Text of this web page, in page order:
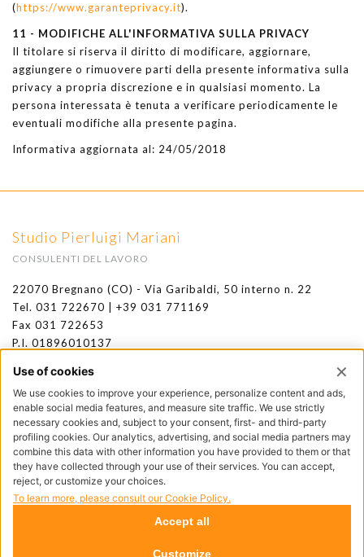
(https://www.garanteprivacy.it).
11 - MODIFICHE ALL'INFORMATIVA SULLA PRIVACY
Il titolare si riserva il diritto di modificare, aggiornare,
aggiungere o rimuovere parti della presente informativa sulla
privacy a propria discrezione e in qualsiasi momento. La
persona interessata è tenuta a verificare periodicamente le
eventuali modifiche alla presente pagina.
Informativa aggiornata al: 24/05/2018
Studio Pierluigi Mariani
CONSULENTI DEL LAVORO
22070 Bregnano (CO) - Via Garibaldi, 50 interno n. 22
Tel. 031 722670 | +39 031 771169
Fax 031 722653
P.I. 01896010137
E-mail
info@studiomariani.info
PECpierluigimariani@legalmail.it